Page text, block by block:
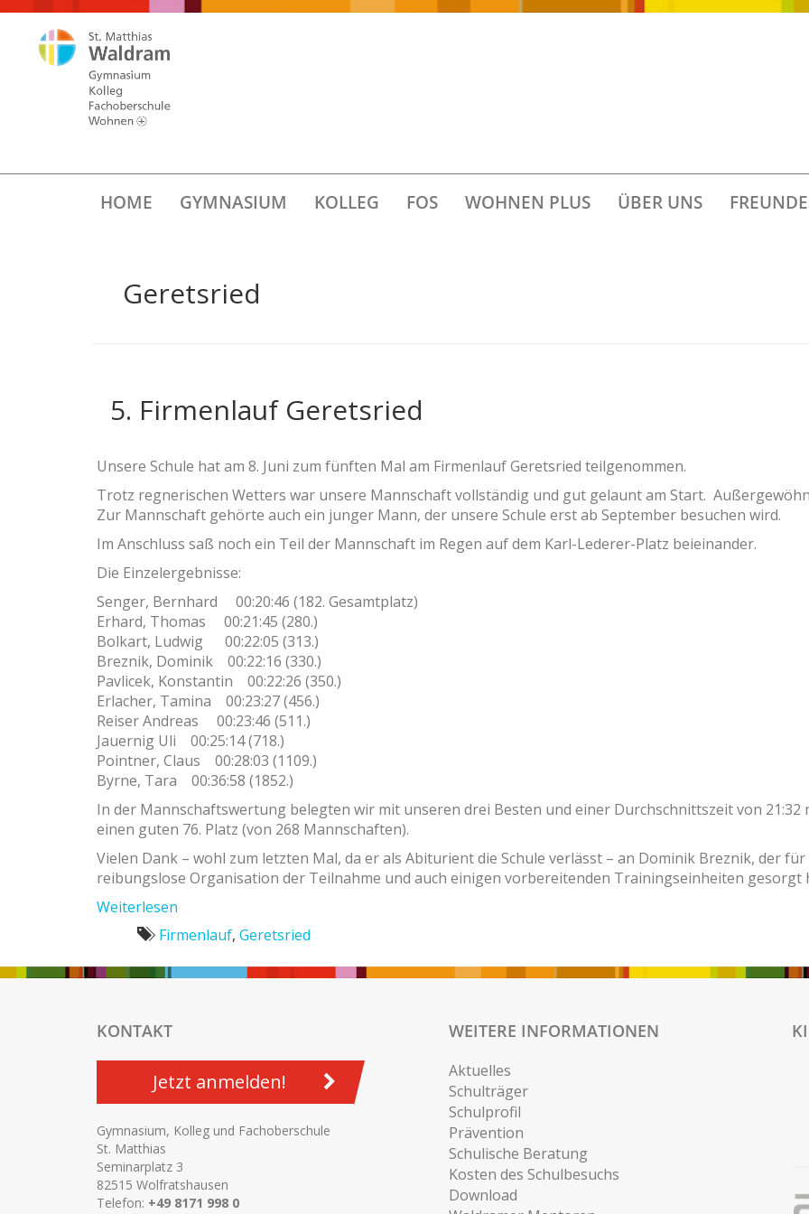
HOME GYMNASIUM KOLLEG FOS WOHNEN PLUS ÜBER UNS
Geretsried
5. Firmenlauf Geretsried
Unsere Schule hat am 8. Juni zum fünften Mal am Firmenlauf Geretsried teilgenommen.
Trotz regnerischen Wetters war unsere Mannschaft vollständig und gut gelaunt am Start.
Zur Mannschaft gehörte auch ein junger Mann, der unsere Schule erst ab September besuchen wird.
Im Anschluss saß noch ein Teil der Mannschaft im Regen auf dem Karl-Lederer-Platz beieinander.
Die Einzelergebnisse:
Senger, Bernhard 00:20:46 (182. Gesamtplatz)
Erhard, Thomas 00:21:45 (280.)
Bolkart, Ludwig 00:22:05 (313.)
Breznik, Dominik 00:22:16 (330.)
Pavlicek, Konstantin 00:22:26 (350.)
Erlacher, Tamina 00:23:27 (456.)
Reiser Andreas 00:23:46 (511.)
Jauernig Uli 00:25:14 (718.)
Pointner, Claus 00:28:03 (1109.)
Byrne, Tara 00:36:58 (1852.)
In der Mannschaftswertung belegten wir mit unseren drei Besten und einer Durchschnittszeit von 21:32
einen guten 76. Platz (von 268 Mannschaften).
Vielen Dank – wohl zum letzten Mal, da er als Abiturient die Schule verlässt – an Dominik Breznik, der für
reibungslose Organisation der Teilnahme und auch einigen vorbereitenden Trainingseinheiten gesorgt
Weiterlesen
Firmenlauf, Geretsried
KONTAKT
Jetzt anmelden!
Gymnasium, Kolleg und Fachoberschule
St. Matthias
Seminarplatz 3
82515 Wolfratshausen
Telefon: +49 8171 998 0
WEITERE INFORMATIONEN
Aktuelles
Schulträger
Schulprofil
Prävention
Schulische Beratung
Kosten des Schulbesuchs
Download